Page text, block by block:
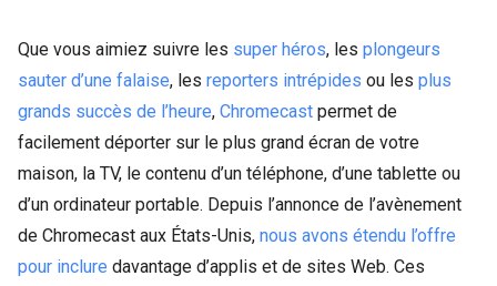
Que vous aimiez suivre les super héros, les plongeurs
sauter d’une falaise, les reporters intrépides ou les plus
grands succès de l’heure, Chromecast permet de
facilement déporter sur le plus grand écran de votre
maison, la TV, le contenu d’un téléphone, d’une tablette ou
d’un ordinateur portable. Depuis l’annonce de l’avènement
de Chromecast aux États-Unis, nous avons étendu l’offre
pour inclure davantage d’applis et de sites Web. Ces